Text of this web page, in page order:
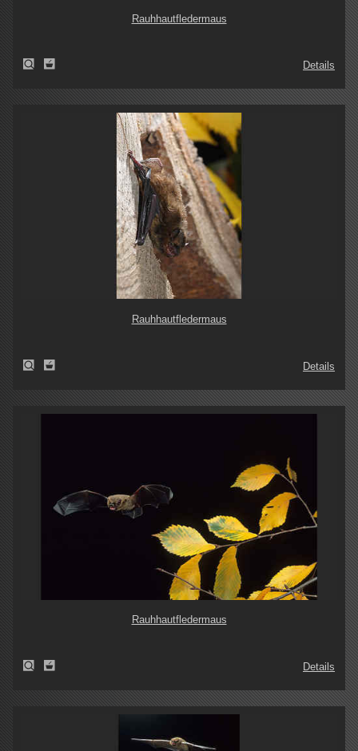
Rauhhautfledermaus
Details
Rauhhautfledermaus
Details
Rauhhautfledermaus
Details